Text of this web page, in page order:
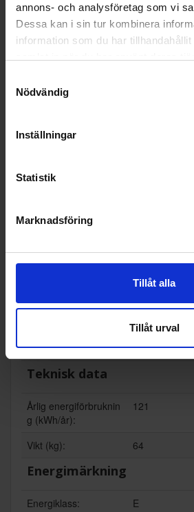
annons- och analysföretag som vi
Dessa kan i sin tur kombinera
information som du har
Nödvändig
Inställningar
Statistik
Marknadsföring
Tillåt alla
Tillåt urval
Ljudnivå:
39 decibel A
v är ca 35 dB
Årlig energiförbruknin
121
Allmän information
Placering:
Funktioner och
ej):
Nej):
Ja
Teknisk data
Årlig energiförbruknin
g (kWh/år):
121
Vikt (kg): 64
Energimärkning
Energiklass: E